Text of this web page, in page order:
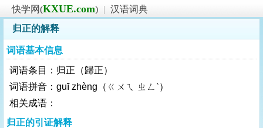
快学网(KXUE.com) | 汉语词典
归正的解释
词语基本信息
词语条目：归正（歸正）
词语拼音：guī zhèng（ㄍㄨㄟ ㄓㄥˋ）
相关成语：
归正的引证解释